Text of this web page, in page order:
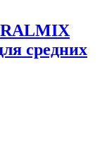
средних